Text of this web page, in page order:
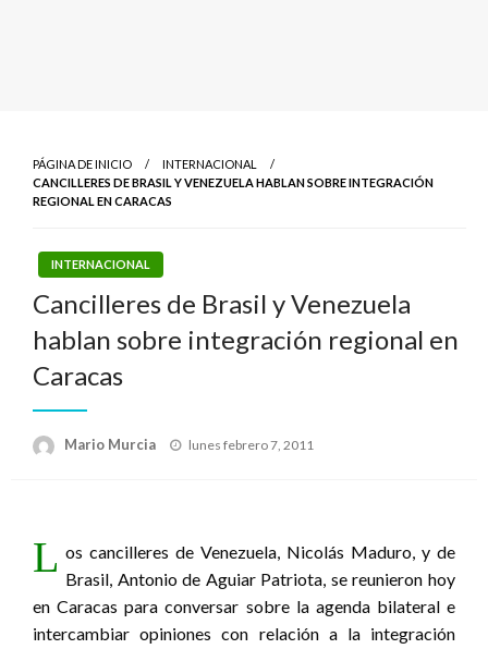
PÁGINA DE INICIO
INTERNACIONAL
CANCILLERES DE BRASIL Y VENEZUELA HABLAN SOBRE INTEGRACIÓN
REGIONAL EN CARACAS
INTERNACIONAL
Cancilleres de Brasil y Venezuela
hablan sobre integración regional en
Caracas
Mario Murcia
Publicado
lunes febrero 7, 2011
L os cancilleres de Venezuela, Nicolás Maduro, y de
Brasil, Antonio de Aguiar Patriota, se reunieron hoy
en Caracas para conversar sobre la agenda bilateral e
intercambiar opiniones con relación a la integración